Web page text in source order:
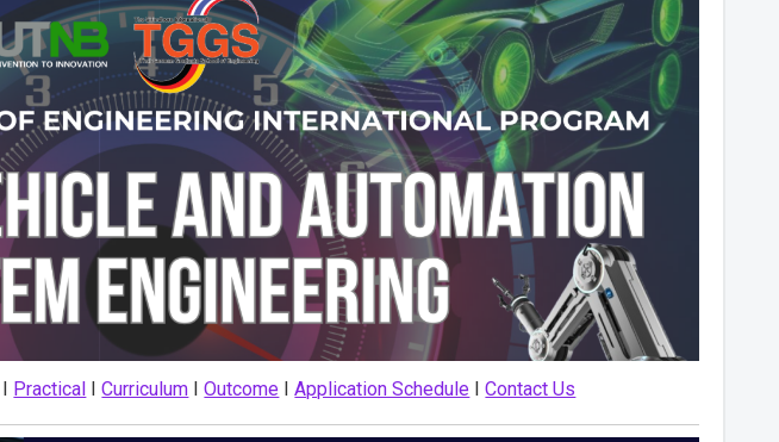
I Practical ICurriculum IOutcome IApplication Schedule IContact Us